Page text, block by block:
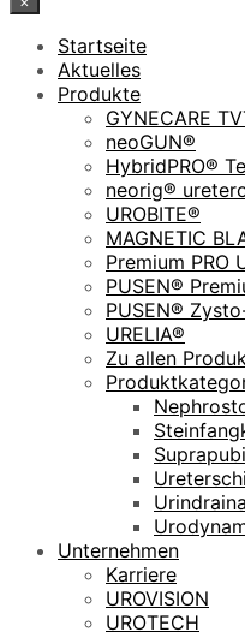
Startseite
Aktuelles
Produkte
GYNECARE
neoGUN®
HybridPRO®
neorig®
UROBITE®
MAGNETIC
Premium PRO
PUSEN®
PUSEN®
URELIA®
Zu allen
Unternehmen
Karriere
UROVISION
UROTECH